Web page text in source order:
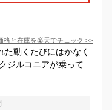
格と在庫を楽天でチェック >>
動くたびにはかなく
ジルコニアが乗って